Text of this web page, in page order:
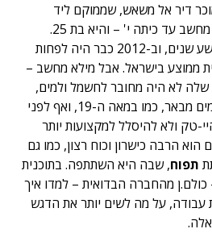
דיר אל משאש, שממוקם ליד
דימונה, מבית שבו לא היה מחשב עד כיתה י' – והיא בת 25.
כלומר, מדובר בעד לפני תשע שנים, וב-2012 כבר היה לפחות
ממוצע בישראל. אבל מילא מחשב –
לא היה מחובר לחשמל ולמים,
ומשפחתה נאלצה לשאוב מים מבאר, כמו במאה ה-19, ואף לפני
טק ולא להיסלל למקצועות יותר
הוא הרבה כישרון וכוח רצון, כמו גם
תפוח, שבה היא השתתפה. בתוכנית
מהחברה הבדואית – למדו איך
עבודה, על מה לשים יותר את הדגש
אלה.